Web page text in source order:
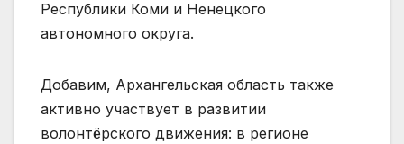
Республики Коми и Ненецкого
автономного округа.
Добавим, Архангельская область также
активно участвует в развитии
волонтёрского движения: в регионе